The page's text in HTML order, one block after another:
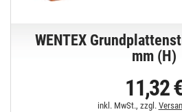
WENTEX
mm (H)
11,32 €
inkl. MwSt., zzgl.